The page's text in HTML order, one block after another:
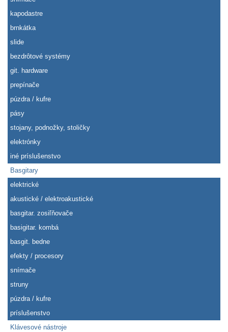
kapodastre
brnkátka
slide
bezdrôtové systémy
git. hardware
prepínače
púzdra / kufre
pásy
stojany, podnožky, stoličky
elektrónky
iné príslušenstvo
Basgitary
elektrické
akustické / elektroakustické
basgitar. zosiľňovače
basigitar. kombá
basgit. bedne
efekty / procesory
snímače
struny
púzdra / kufre
príslušenstvo
Klávesové nástroje